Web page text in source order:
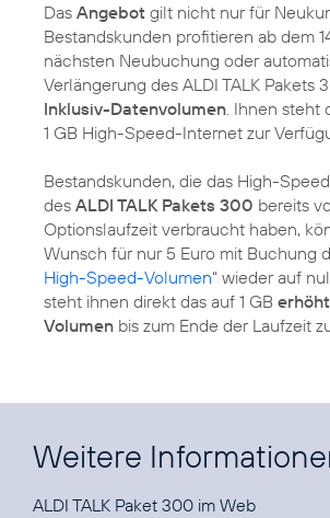
Das Angebot gilt nicht nur für
Bestandskunden profitieren ab dem
nächsten Neubuchung oder
Verlängerung des ALDI TALK Pakets
Inklusiv-Datenvolumen. Ihnen steht
1 GB High-Speed-Internet zur
Bestandskunden, die das High-
des ALDI TALK Pakets 300 bereits
Optionslaufzeit verbraucht haben,
Wunsch für nur 5 Euro mit Buchung
High-Speed-Volumen“ wieder auf
steht ihnen direkt das auf 1 GB
Volumen bis zum Ende der Laufzeit
Weitere
ALDI TALK Paket 300 im Web